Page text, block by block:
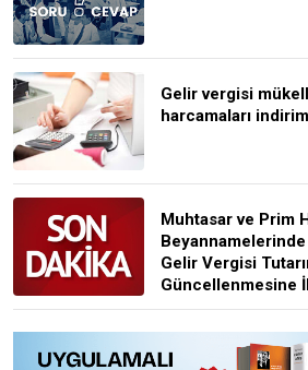
Gelir vergisi
harcamaları
Muhtasar ve Prim
Gelir Vergisi
Güncellenmesine